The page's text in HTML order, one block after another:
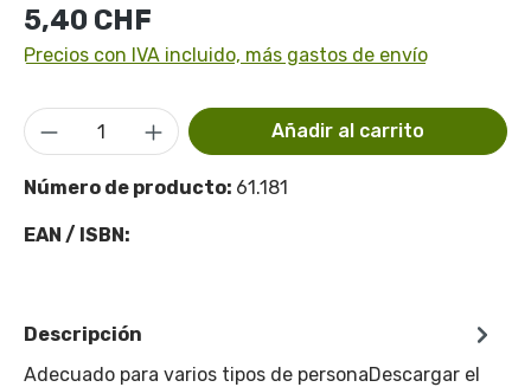
Precio normal:
5,40 CHF
Precios con IVA incluido, más gastos de envío
Cantidad del producto: introduce la
Añadir al carrito
Número de producto: 61.181
EAN / ISBN:
Descripción
Adecuado para varios tipos de personaDescargar el